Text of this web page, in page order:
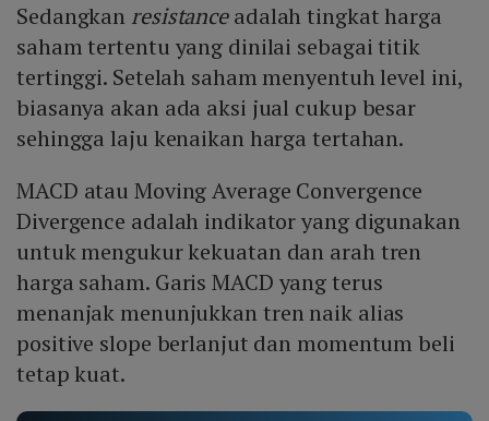
Sedangkan resistanceadalah tingkat harga
saham tertentu yang dinilai sebagai titik
tertinggi. Setelah saham menyentuh level ini,
biasanya akan ada aksi jual cukup besar
sehingga laju kenaikan harga tertahan.
MACD atau Moving Average Convergence
Divergence adalah indikator yang digunakan
untuk mengukur kekuatan dan arah tren
harga saham. Garis MACD yang terus
menanjak menunjukkan tren naik alias
positive slope berlanjut dan momentum beli
tetap kuat.